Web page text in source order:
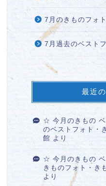
7月のきものフォ
7月過去のベスト
最近
☆ 今月のきもの ベ
のベストフォト・
館 より
☆ 今月のきもの ベ
きものフォト・き
より